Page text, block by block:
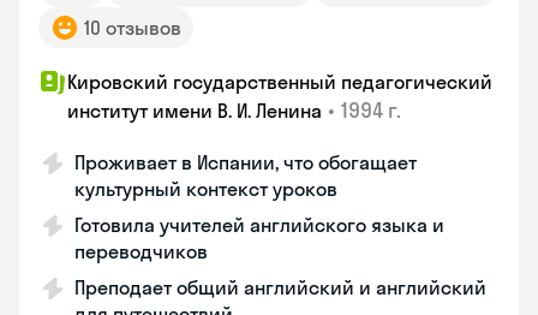
10 отзывов
Кировский государственный педагогический
институт имени В. И. Ленина • 1994 г.
Проживает в Испании, что обогащает
культурный контекст уроков
Готовила учителей английского языка и
переводчиков
Преподает общий английский и английский